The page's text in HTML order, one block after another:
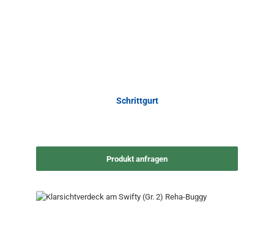
Schrittgurt
Produkt anfragen